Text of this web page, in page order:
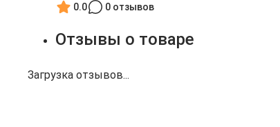
0.0 0 отзывов
Отзывы о товаре
Загрузка отзывов...